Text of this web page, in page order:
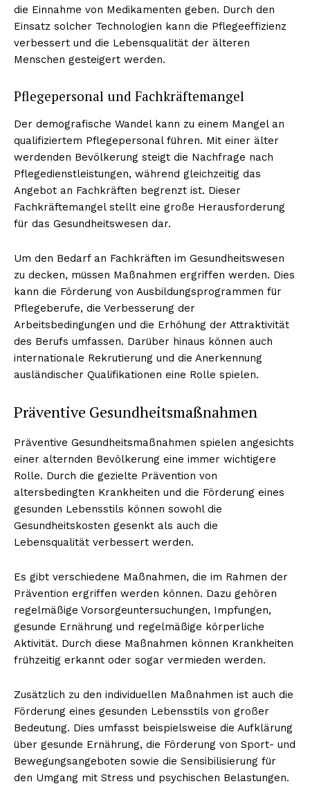
die Einnahme von Medikamenten geben. Durch den
Einsatz solcher Technologien kann die Pflegeeffizienz
verbessert und die Lebensqualität der älteren
Menschen gesteigert werden.
Pflegepersonal und Fachkräftemangel
Der demografische Wandel kann zu einem Mangel an
qualifiziertem Pflegepersonal führen. Mit einer älter
werdenden Bevölkerung steigt die Nachfrage nach
Pflegedienstleistungen, während gleichzeitig das
Angebot an Fachkräften begrenzt ist. Dieser
Fachkräftemangel stellt eine große Herausforderung
für das Gesundheitswesen dar.
Um den Bedarf an Fachkräften im Gesundheitswesen
zu decken, müssen Maßnahmen ergriffen werden. Dies
kann die Förderung von Ausbildungsprogrammen für
Pflegeberufe, die Verbesserung der
Arbeitsbedingungen und die Erhöhung der Attraktivität
des Berufs umfassen. Darüber hinaus können auch
internationale Rekrutierung und die Anerkennung
ausländischer Qualifikationen eine Rolle spielen.
Präventive Gesundheitsmaßnahmen
Präventive Gesundheitsmaßnahmen spielen angesichts
einer alternden Bevölkerung eine immer wichtigere
Rolle. Durch die gezielte Prävention von
altersbedingten Krankheiten und die Förderung eines
gesunden Lebensstils können sowohl die
Gesundheitskosten gesenkt als auch die
Lebensqualität verbessert werden.
Es gibt verschiedene Maßnahmen, die im Rahmen der
Prävention ergriffen werden können. Dazu gehören
regelmäßige Vorsorgeuntersuchungen, Impfungen,
gesunde Ernährung und regelmäßige körperliche
Aktivität. Durch diese Maßnahmen können Krankheiten
frühzeitig erkannt oder sogar vermieden werden.
Zusätzlich zu den individuellen Maßnahmen ist auch die
Förderung eines gesunden Lebensstils von großer
Bedeutung. Dies umfasst beispielsweise die Aufklärung
über gesunde Ernährung, die Förderung von Sport- und
Bewegungsangeboten sowie die Sensibilisierung für
den Umgang mit Stress und psychischen Belastungen.